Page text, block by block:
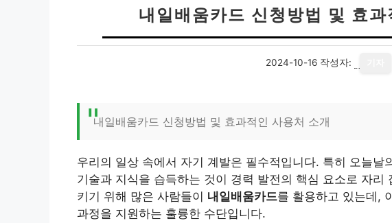
내일배움카드 신청방법 및 효과
2024-10-16 작성자:
내일배움카드 신청방법 및 효과적인 사용처 소개
우리의 일상 속에서 자기 계발은 필수적입니다. 특히 오늘날
기술과 지식을 습득하는 것이 경력 발전의 핵심 요소로 자리
키기 위해 많은 사람들이 내일배움카드를 활용하고 있는데,
과정을 지원하는 훌륭한 수단입니다.